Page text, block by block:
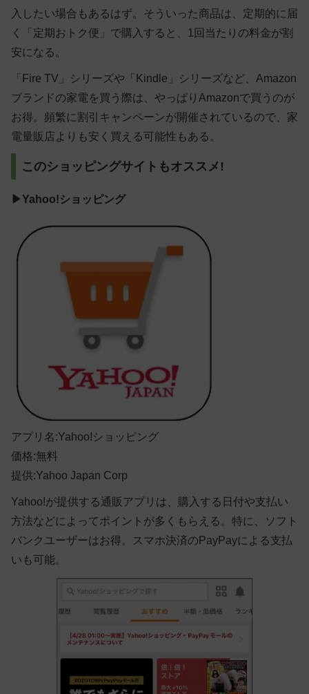
入したい場合もあるはず。そういった商品は、定期的に届
く「定期おトク便」で購入すると、1回当たりの料金が割
安になる。
「Fire TV」シリーズや「Kindle」シリーズなど、Amazon
ブランドの家電を買う際は、やっぱりAmazonで買うのが
お得。頻繁に割引キャンペーンが開催されているので、家
電量販店よりも安く買える可能性もある。
このショッピングサイトもオススメ!
▶Yahoo!ショッピング
アプリ名:Yahoo!ショッピング
価格:無料
提供:Yahoo Japan Corp
Yahoo!が提供する通販アプリは、購入する日付や支払い
方法などによってポイントが多くもらえる。特に、ソフト
バンクユーザーはお得。スマホ決済のPayPayによる支払
いも可能。